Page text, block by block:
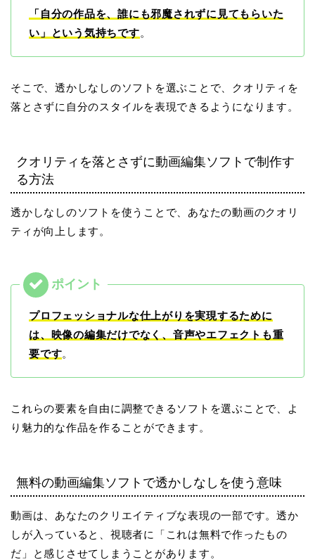
「自分の作品を、誰にも邪魔されずに見てもらいた
い」という気持ちです。
そこで、透かしなしのソフトを選ぶことで、クオリティを
落とさずに自分のスタイルを表現できるようになります。
クオリティを落とさずに動画編集ソフトで制作す
る方法
透かしなしのソフトを使うことで、あなたの動画のクオリ
ティが向上します。
プロフェッショナルな仕上がりを実現するために
は、映像の編集だけでなく、音声やエフェクトも重
要です。
これらの要素を自由に調整できるソフトを選ぶことで、よ
り魅力的な作品を作ることができます。
無料の動画編集ソフトで透かしなしを使う意味
動画は、あなたのクリエイティブな表現の一部です。透か
しが入っていると、視聴者に「これは無料で作ったもの
だ」と感じさせてしまうことがあります。